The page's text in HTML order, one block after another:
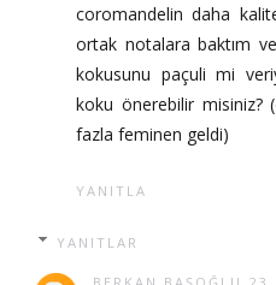
coromandelin daha
ortak notalara baktım
kokusunu paçuli mi
koku önerebilir misiniz?
fazla feminen geldi)
YANITLA
YANITLAR